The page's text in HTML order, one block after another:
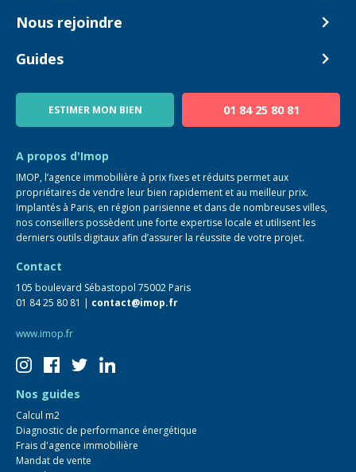
Biens en vente
Nous rejoindre
Devenir Conseiller
Guides
Blog
ESTIMER MON BIEN 01 84 25 80 81
A propos d'Imop
IMOP, l’agence immobilière à prix fixes et réduits permet aux
propriétaires de vendre leur bien rapidement et au meilleur prix.
Implantés à Paris, en région parisienne et dans de nombreuses villes,
nos conseillers possèdent une forte expertise locale et utilisent les
derniers outils digitaux afin d’assurer la réussite de votre projet.
Contact
105 boulevard Sébastopol 75002 Paris
01 84 25 80 81 | contact@imop.fr
www.imop.fr
Nos guides
Calcul m2
Diagnostic de performance énergétique
Frais d'agence immobilière
Mandat de vente